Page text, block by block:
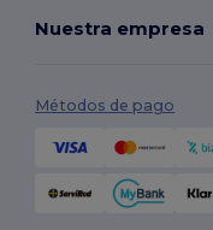
Nuestra empresa
Métodos de pago